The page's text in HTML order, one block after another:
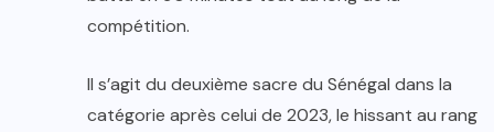
compétition.
Il s’agit du deuxième sacre du Sénégal dans la
catégorie après celui de 2023, le hissant au rang